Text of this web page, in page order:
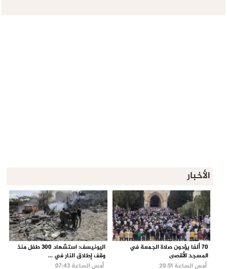
الأخبار
70 ألفا يؤدون صلاة الجمعة في
المسجد الأقصى
أمس الساعة 20:51
اليونيسف: استشهاد 300 طفل منذ
وقف إطلاق النار في ...
أمس الساعة 07:43